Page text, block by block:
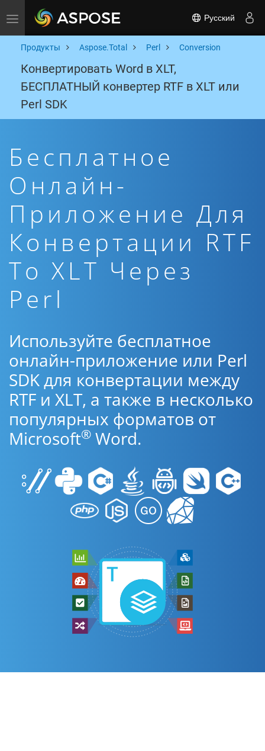
Toggle navigation Русский
Продукты Aspose.Total Perl Conversion
Конвертировать Word в XLT,
БЕСПЛАТНЫЙ конвертер RTF в XLT или
Perl SDK
Бесплатное
Онлайн-
Приложение Для
Конвертации RTF
To XLT Через
Perl
Используйте бесплатное
онлайн-приложение или Perl
SDK для конвертации между
RTF и XLT, а также в несколько
популярных форматов от
Microsoft® Word.